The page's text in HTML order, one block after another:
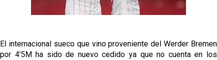
Sow muy cerca de cerrar su traspaso al Genoa
El internacional sueco que vino proveniente del Werder Bremen
por 4'5M ha sido de nuevo cedido ya que no cuenta en los